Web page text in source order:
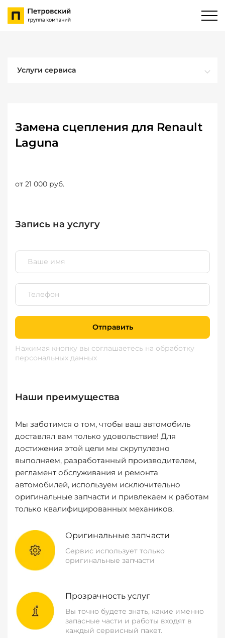
Услуги сервиса
Замена сцепления для Renault
Laguna
от 21 000 руб.
Запись на услугу
Отправить
Нажимая кнопку вы соглашаетесь на обработку
персональных данных
Наши преимущества
Мы заботимся о том, чтобы ваш автомобиль
доставлял вам только удовольствие! Для
достижения этой цели мы скрупулезно
выполняем, разработанный производителем,
регламент обслуживания и ремонта
автомобилей, используем исключительно
оригинальные запчасти и привлекаем к работам
только квалифицированных механиков.
Оригинальные запчасти
Сервис использует только
оригинальные запчасти
Прозрачность услуг
Вы точно будете знать, какие именно
запасные части и работы входят в
каждый сервисный пакет.